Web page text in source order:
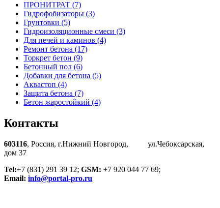
ПРОНИТРАТ (7)
Гидрофобизаторы (3)
Грунтовки (5)
Гидроизоляционные смеси (3)
Для печей и каминов (4)
Ремонт бетона (17)
Торкрет бетон (9)
Бетонный пол (6)
Добавки для бетона (5)
Аквастоп (4)
Защита бетона (7)
Бетон жаростойкий (4)
Контакты
603116, Россия, г.Нижний Новгород, ул.Чебоксарская,
дом 37
Tel:+7 (831) 291 39 12; GSM: +7 920 044 77 69;
Email: info@portal-pro.ru